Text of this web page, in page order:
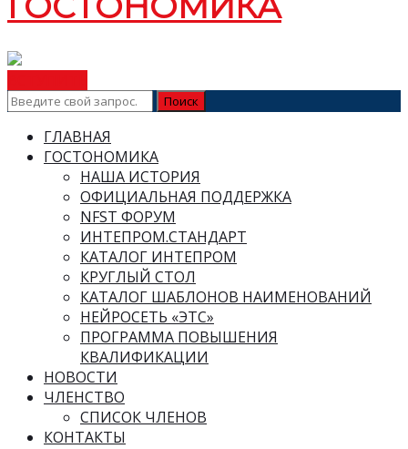
ГЛАВНАЯ
ГОСТОНОМИКА
НАША ИСТОРИЯ
ОФИЦИАЛЬНАЯ ПОДДЕРЖКА
NFST ФОРУМ
ИНТЕПРОМ.СТАНДАРТ
КАТАЛОГ ИНТЕПРОМ
КРУГЛЫЙ СТОЛ
КАТАЛОГ ШАБЛОНОВ НАИМЕНОВАНИЙ
НЕЙРОСЕТЬ «ЭТС»
ПРОГРАММА ПОВЫШЕНИЯ
КВАЛИФИКАЦИИ
НОВОСТИ
ЧЛЕНСТВО
СПИСОК ЧЛЕНОВ
КОНТАКТЫ